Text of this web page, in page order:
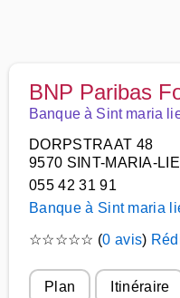
BNP Paribas
Banque à Sint maria
DORPSTRAAT 48
9570 SINT-MARIA-
055 42 31 91
Banque à Sint maria
☆☆☆☆☆ (0 avis)
Plan Itinéraire